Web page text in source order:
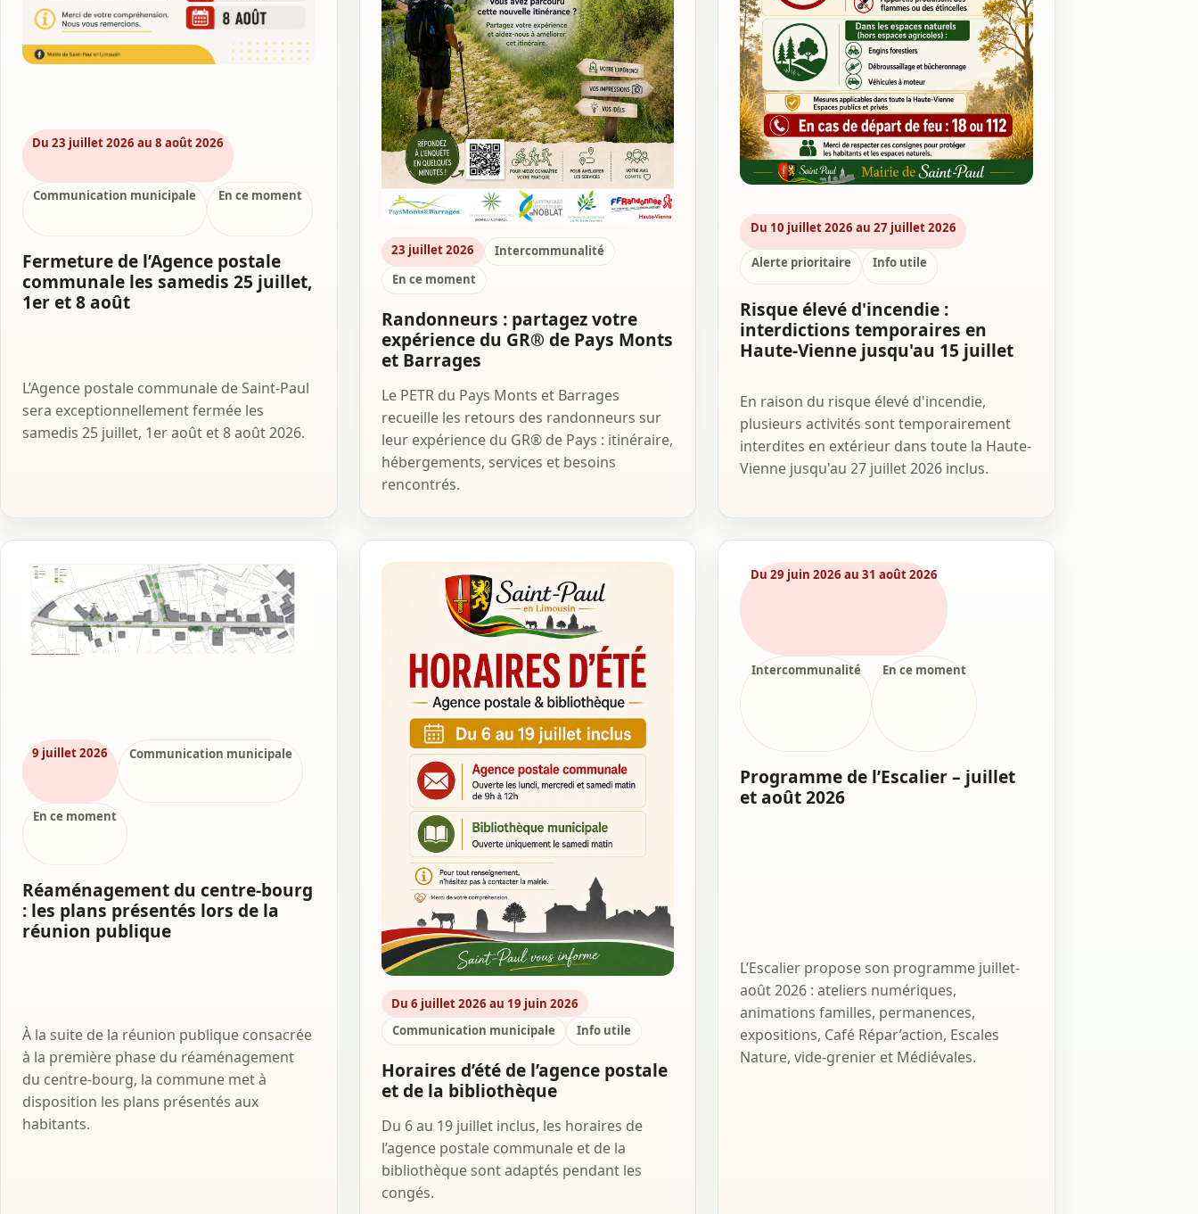
Du 23 juillet 2026 au 8 août 2026
Communication municipale En ce moment
Fermeture de l’Agence postale
communale les samedis 25 juillet,
1er et 8 août
L’Agence postale communale de Saint-Paul
sera exceptionnellement fermée les
samedis 25 juillet, 1er août et 8 août 2026.
23 juillet 2026
Intercommunalité
En ce moment
Randonneurs : partagez votre
expérience du GR® de Pays Monts
et Barrages
Le PETR du Pays Monts et Barrages
recueille les retours des randonneurs sur
leur expérience du GR® de Pays : itinéraire,
hébergements, services et besoins
rencontrés.
Du 10 juillet 2026 au 27 juillet 2026
Alerte prioritaire Info utile
Risque élevé d'incendie :
interdictions temporaires en
Haute-Vienne jusqu'au 15 juillet
En raison du risque élevé d'incendie,
plusieurs activités sont temporairement
interdites en extérieur dans toute la Haute-
Vienne jusqu'au 27 juillet 2026 inclus.
9 juillet 2026 Communication municipale
En ce moment
Réaménagement du centre-bourg
: les plans présentés lors de la
réunion publique
À la suite de la réunion publique consacrée
à la première phase du réaménagement
du centre-bourg, la commune met à
disposition les plans présentés aux
habitants.
Du 6 juillet 2026 au 19 juin 2026
Communication municipale
Info utile
Horaires d’été de l’agence postale
et de la bibliothèque
Du 6 au 19 juillet inclus, les horaires de
l’agence postale communale et de la
bibliothèque sont adaptés pendant les
congés.
Du 29 juin 2026 au 31 août 2026
Intercommunalité En ce moment
Programme de l’Escalier – juillet
et août 2026
L’Escalier propose son programme juillet-
août 2026 : ateliers numériques,
animations familles, permanences,
expositions, Café Répar’action, Escales
Nature, vide-grenier et Médiévales.